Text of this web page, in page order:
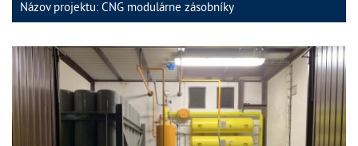
Názov projektu: CNG modulárne zásobníky